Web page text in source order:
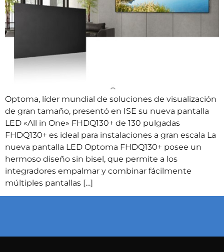
Optoma, líder mundial de soluciones de visualización
de gran tamaño, presentó en ISE su nueva pantalla
LED «All in One» FHDQ130+ de 130 pulgadas
FHDQ130+ es ideal para instalaciones a gran escala La
nueva pantalla LED Optoma FHDQ130+ posee un
hermoso diseño sin bisel, que permite a los
integradores empalmar y combinar fácilmente
múltiples pantallas […]